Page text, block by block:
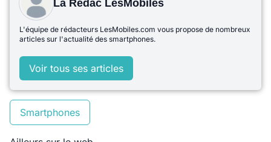
La Rédac LesMobiles
L'équipe de rédacteurs LesMobiles.com vous propose de nombreux
articles sur l'actualité des smartphones.
Voir tous ses articles
Smartphones